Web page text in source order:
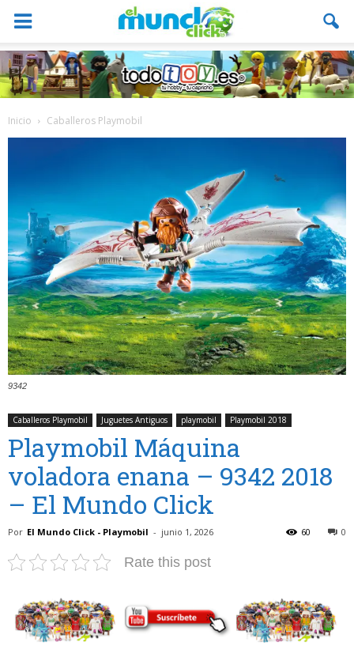
Inicio Caballeros Playmobil
9342
Caballeros Playmobil Juguetes Antiguos playmobil Playmobil 2018
Playmobil Máquina
voladora enana – 9342 2018
– El Mundo Click
Por El Mundo Click - Playmobil - junio 1, 2026 0
60
Rate this post